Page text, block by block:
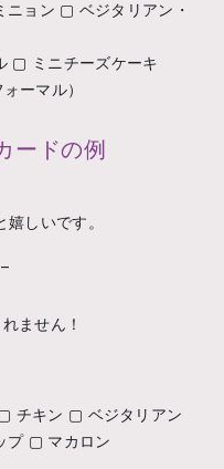
ョン ▢ ベジタリアン・
▢ ミニチーズケーキ
ーマル）
ードの例
しいです。
ません！
チキン ▢ ベジタリアン
プ ▢ マカロン